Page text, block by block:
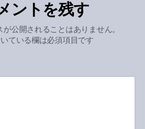
ントを残す
が公開されることはありません。
ている欄は必須項目です